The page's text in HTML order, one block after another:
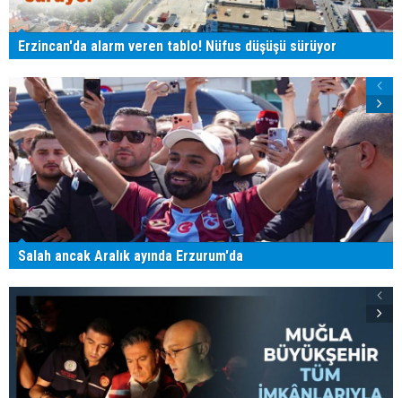
Erzincan'da alarm veren tablo! Nüfus düşüşü sürüyor
Salah ancak Aralık ayında Erzurum'da